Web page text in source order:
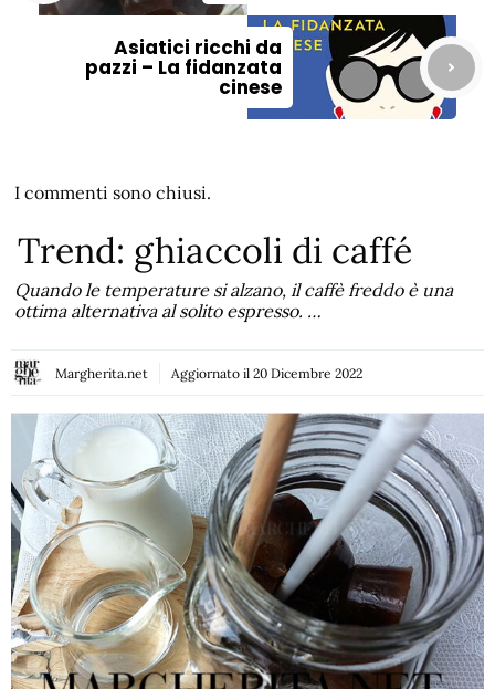
Asiatici ricchi da
pazzi – La fidanzata
cinese
I commenti sono chiusi.
Trend: ghiaccoli di caffé
Quando le temperature si alzano, il caffè freddo è una
ottima alternativa al solito espresso. …
Margherita.net Aggiornato il 20 Dicembre 2022